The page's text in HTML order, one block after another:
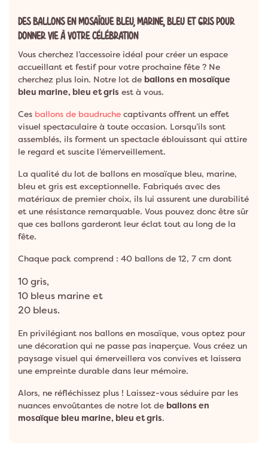
DES BALLONS EN MOSAÏQUE BLEU, MARINE, BLEU ET GRIS POUR
DONNER VIE À VOTRE CÉLÉBRATION
Vous cherchez l’accessoire idéal pour créer un espace
accueillant et festif pour votre prochaine fête ? Ne
cherchez plus loin. Notre lot de ballons en mosaïque
bleu marine, bleu et gris est à vous.
Ces ballons de baudruche captivants offrent un effet
visuel spectaculaire à toute occasion. Lorsqu’ils sont
assemblés, ils forment un spectacle éblouissant qui attire
le regard et suscite l’émerveillement.
La qualité du lot de ballons en mosaïque bleu, marine,
bleu et gris est exceptionnelle. Fabriqués avec des
matériaux de premier choix, ils lui assurent une durabilité
et une résistance remarquable. Vous pouvez donc être sûr
que ces ballons garderont leur éclat tout au long de la
fête.
Chaque pack comprend : 40 ballons de 12, 7 cm dont
10 gris,
10 bleus marine et
20 bleus.
En privilégiant nos ballons en mosaïque, vous optez pour
une décoration qui ne passe pas inaperçue. Vous créez un
paysage visuel qui émerveillera vos convives et laissera
une empreinte durable dans leur mémoire.
Alors, ne réfléchissez plus ! Laissez-vous séduire par les
nuances envoûtantes de notre lot de ballons en
mosaïque bleu marine, bleu et gris.